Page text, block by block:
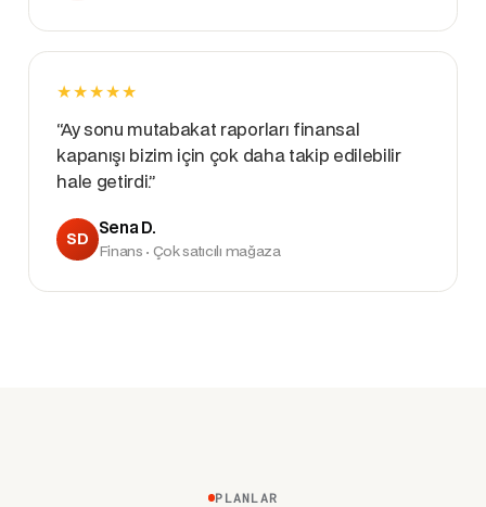
★★★★★
“Ay sonu mutabakat raporları finansal
kapanışı bizim için çok daha takip edilebilir
hale getirdi.”
SD
Sena D.
Finans · Çok satıcılı mağaza
PLANLAR